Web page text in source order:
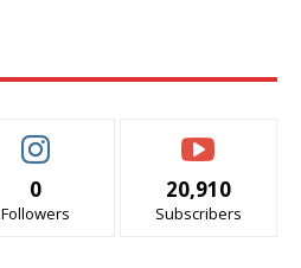
0
Followers
20,910
Subscribers